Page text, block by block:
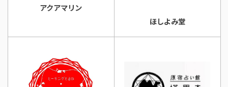
アクアマリン
ほしよみ堂